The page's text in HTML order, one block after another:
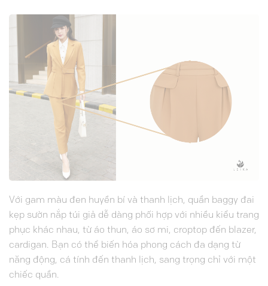
Với gam màu đen huyền bí và thanh lịch, quần baggy đai
kẹp sườn nắp túi giả dễ dàng phối hợp với nhiều kiểu trang
phục khác nhau, từ áo thun, áo sơ mi, croptop đến blazer,
cardigan. Bạn có thể biến hóa phong cách đa dạng từ
năng động, cá tính đến thanh lịch, sang trọng chỉ với một
chiếc quần.